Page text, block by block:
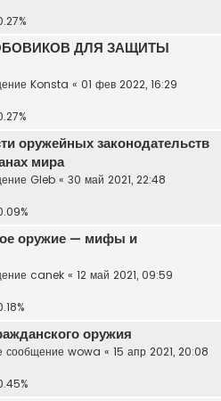
ДЛЯ ЗАЩИТЫ
Konsta « 01 фев 2022, 16:29
оружейных законодательств
мира
Gleb « 30 май 2021, 22:48
оружие — мифы и
canek « 12 май 2021, 09:59
оружия
сообщение wowa « 15 апр 2021, 20:08